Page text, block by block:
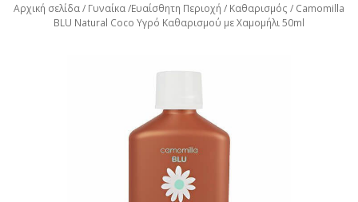
Αρχική σελίδα Γυναίκα Ευαίσθητη Περιοχή Καθαρισμός
Camomilla
BLU Natural Coco Υγρό Καθαρισμού με Χαμομήλι 50ml